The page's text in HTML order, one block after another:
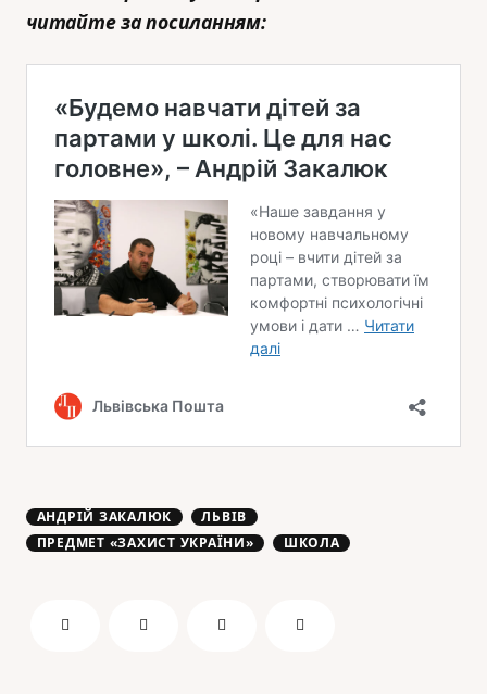
читайте за посиланням:
АНДРІЙ ЗАКАЛЮК
ЛЬВІВ
ПРЕДМЕТ «ЗАХИСТ УКРАЇНИ»
ШКОЛА